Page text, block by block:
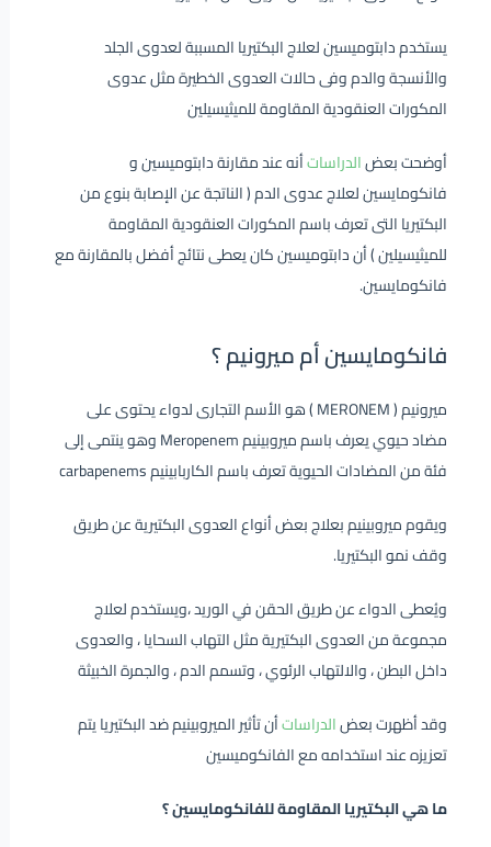
يستخدم دابتوميسين لعلاج البكتيريا المسببة لعدوى الجلد
والأنسجة والدم وفى حالات العدوى الخطيرة مثل عدوى
المكورات العنقودية المقاومة للميثيسيلين
أوضحت بعضالدراساتأنه عند مقارنة دابتوميسين و
فانكومايسين لعلاج عدوى الدم ( الناتجة عن الإصابة بنوع من
البكتيريا التى تعرف باسم المكورات العنقودية المقاومة
للميثيسيلين ) أن دابتوميسين كان يعطى نتائج أفضل بالمقارنة مع
فانكومايسين.
فانكومايسين أم ميرونيم ؟
ميرونيم ( MERONEM ) هو الأسم التجارى لدواء يحتوى على
مضاد حيوي يعرف باسم ميروبينيم Meropenem وهو ينتمى إلى
فئة من المضادات الحيوية تعرف باسم الكاربابينيم carbapenems
ويقوم ميروبينيم بعلاج بعض أنواع العدوى البكتيرية عن طريق
وقف نمو البكتيريا.
ويُعطى الدواء عن طريق الحقن في الوريد ،ويستخدم لعلاج
مجموعة من العدوى البكتيرية مثل التهاب السحايا ، والعدوى
داخل البطن ، والالتهاب الرئوي ، وتسمم الدم ، والجمرة الخبيثة
وقد أظهرت بعضالدراساتأن تأثير الميروبينيم ضد البكتيريا يتم
تعزيزه عند استخدامه مع الفانكوميسين
ما هي البكتيريا المقاومة للفانكومايسين ؟